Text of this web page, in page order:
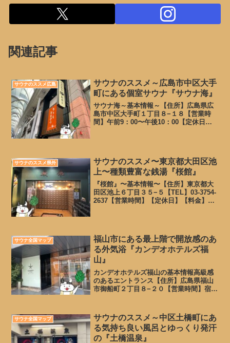
関連記事
サウナのススメ広島
サウナのススメ～広島市中区大手
町にある個室サウナ『サウナ海』
サウナ海～基本情報～【住所】広島県広
島市中区大手町１丁目８−１８【営業時
間】午前9：00〜午後10：00【定休日】
サウナのススメ県外
サウナのススメ〜東京都大田区池
上〜種類豊富な銭湯『桜館』
『桜館』〜基本情報〜【住所】東京都大
田区池上６丁目３５−５【TEL】03-3754-
2637【営業時間】【定休日】【料金】大
サウナ全国マップ
福山市にある最上階で開放感のあ
る外気浴『カンデオホテルズ福
山』
カンデオホテルズ福山の基本情報高級感
のあるエントランス【住所】広島県福山
市御船町２丁目８−２０【営業時間】宿泊
084-932-7500【公式HP】【料金】価...
サウナ全国マップ
サウナのススメ～中区土橋町にあ
る気持ち良い風呂とゆっくり発汗
の『土橋温泉』